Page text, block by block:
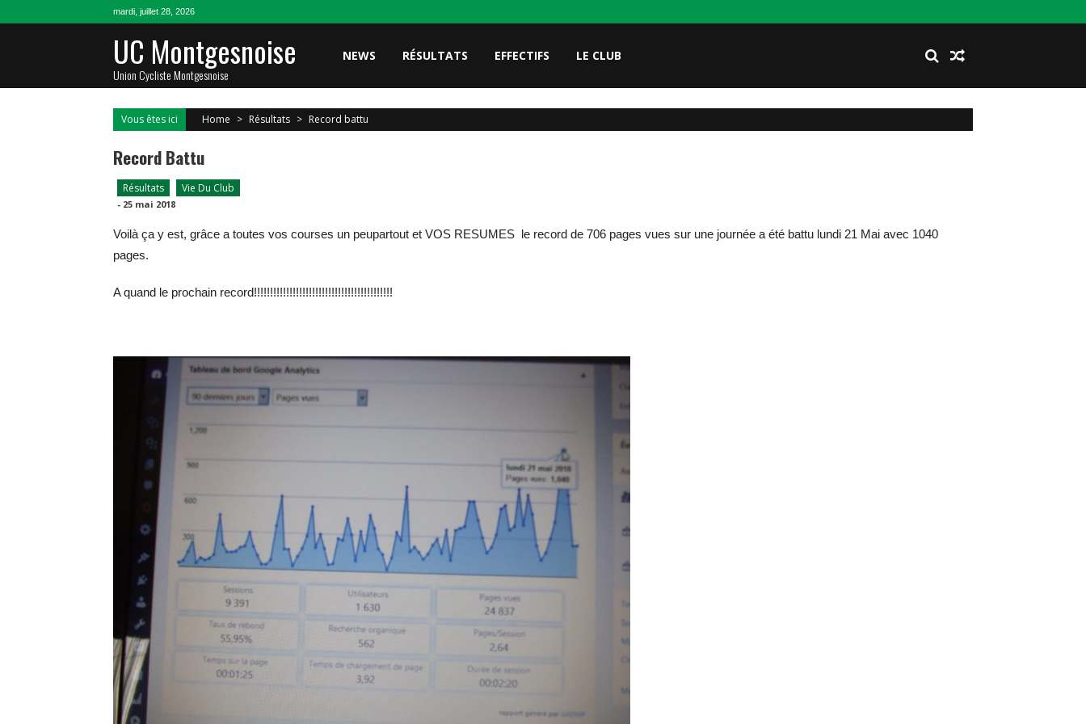
mardi, juillet 28, 2026
UC Montgesnoise
Union Cycliste Montgesnoise
NEWS RÉSULTATS EFFECTIFS LE CLUB
Vous êtes ici Home > Résultats > Record battu
Record Battu
Résultats Vie Du Club
- 25 mai 2018
Voilà ça y est, grâce a toutes vos courses un peupartout et VOS RESUMES le record de 706 pages vues sur une journée a été battu lundi 21 Mai avec 1040
pages.
A quand le prochain record!!!!!!!!!!!!!!!!!!!!!!!!!!!!!!!!!!!!!!!!!!!